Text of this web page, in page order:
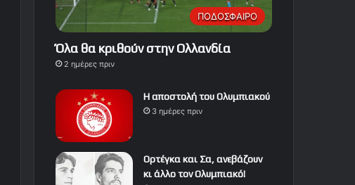
ΠΟΔΟΣΦΑΙΡΟ
Όλα θα κριθούν στην Ολλανδία
2 ημέρες πριν
Η αποστολή του Ολυμπιακού
3 ημέρες πριν
Ορτέγκα και Σα, ανεβάζουν
κι άλλο τον Ολυμπιακό!